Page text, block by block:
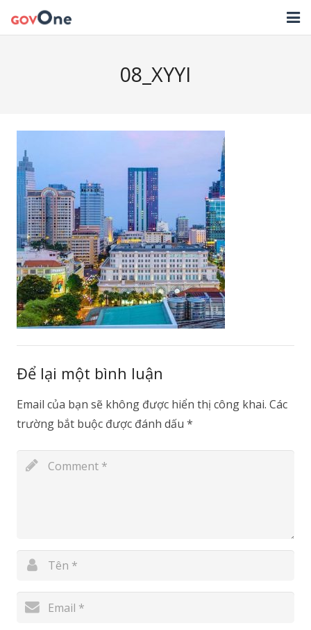
HỖ TRỢ
TẢI ỨNG DỤNG
LIÊN HỆ
NHẬT KÝ CẬP NHẬT PHẦN MỀM
08_XYYI
Để lại một bình luận
Email của bạn sẽ không được hiển thị công khai. Các
trường bắt buộc được đánh dấu *